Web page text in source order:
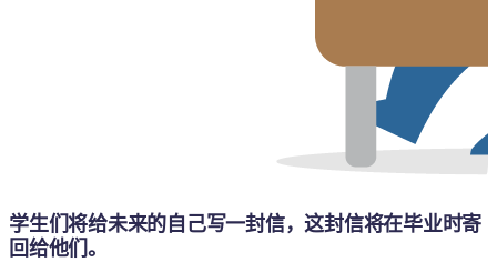
学生们将给未来的自己写一封信，这封信将在毕业时寄
回给他们。